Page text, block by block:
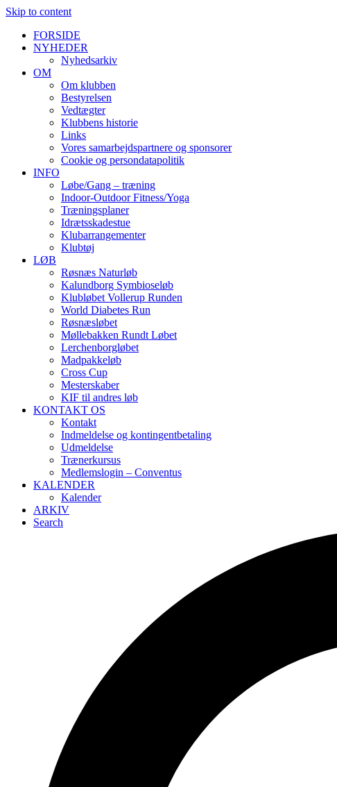
Skip to content
FORSIDE
NYHEDER
Nyhedsarkiv
OM
Om klubben
Bestyrelsen
Vedtægter
Klubbens historie
Links
Vores samarbejdspartnere og sponsorer
Cookie og persondatapolitik
INFO
Løbe/Gang – træning
Indoor-Outdoor Fitness/Yoga
Træningsplaner
Idrætsskadestue
Klubarrangementer
Klubtøj
LØB
Røsnæs Naturløb
Kalundborg Symbioseløb
Klubløbet Vollerup Runden
World Diabetes Run
Røsnæsløbet
Møllebakken Rundt Løbet
Lerchenborgløbet
Madpakkeløb
Cross Cup
Mesterskaber
KIF til andres løb
KONTAKT OS
Kontakt
Indmeldelse og kontingentbetaling
Udmeldelse
Trænerkursus
Medlemslogin – Conventus
KALENDER
Kalender
ARKIV
Search